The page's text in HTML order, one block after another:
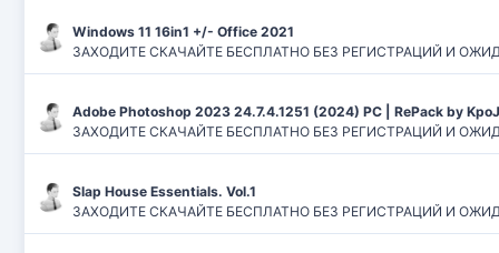
Windows 11 16in1 +/- Office 2021
ЗАХОДИТЕ СКАЧАЙТЕ БЕСПЛАТНО БЕЗ РЕГИСТРАЦИЙ И
Adobe Photoshop 2023 24.7.4.1251 (2024) PC | RePack by
ЗАХОДИТЕ СКАЧАЙТЕ БЕСПЛАТНО БЕЗ РЕГИСТРАЦИЙ И
Slap House Essentials. Vol.1
ЗАХОДИТЕ СКАЧАЙТЕ БЕСПЛАТНО БЕЗ РЕГИСТРАЦИЙ И